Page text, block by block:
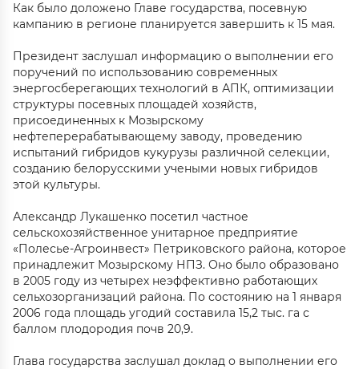
Как было доложено Главе государства, посевную
кампанию в регионе планируется завершить к 15 мая.
Президент заслушал информацию о выполнении его
поручений по использованию современных
энергосберегающих технологий в АПК, оптимизации
структуры посевных площадей хозяйств,
присоединенных к Мозырскому
нефтеперерабатывающему заводу, проведению
испытаний гибридов кукурузы различной селекции,
созданию белорусскими учеными новых гибридов
этой культуры.
Александр Лукашенко посетил частное
сельскохозяйственное унитарное предприятие
«Полесье-Агроинвест» Петриковского района, которое
принадлежит Мозырскому НПЗ. Оно было образовано
в 2005 году из четырех неэффективно работающих
сельхозорганизаций района. По состоянию на 1 января
2006 года площадь угодий составила 15,2 тыс. га с
баллом плодородия почв 20,9.
Глава государства заслушал доклад о выполнении его